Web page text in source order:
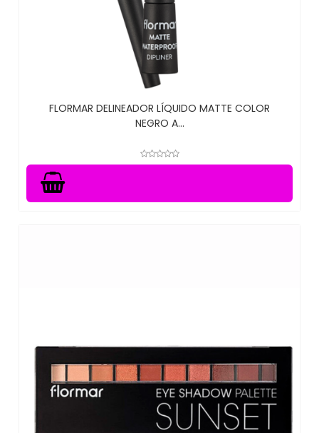
FLORMAR DELINEADOR LÍQUIDO MATTE COLOR
NEGRO A...